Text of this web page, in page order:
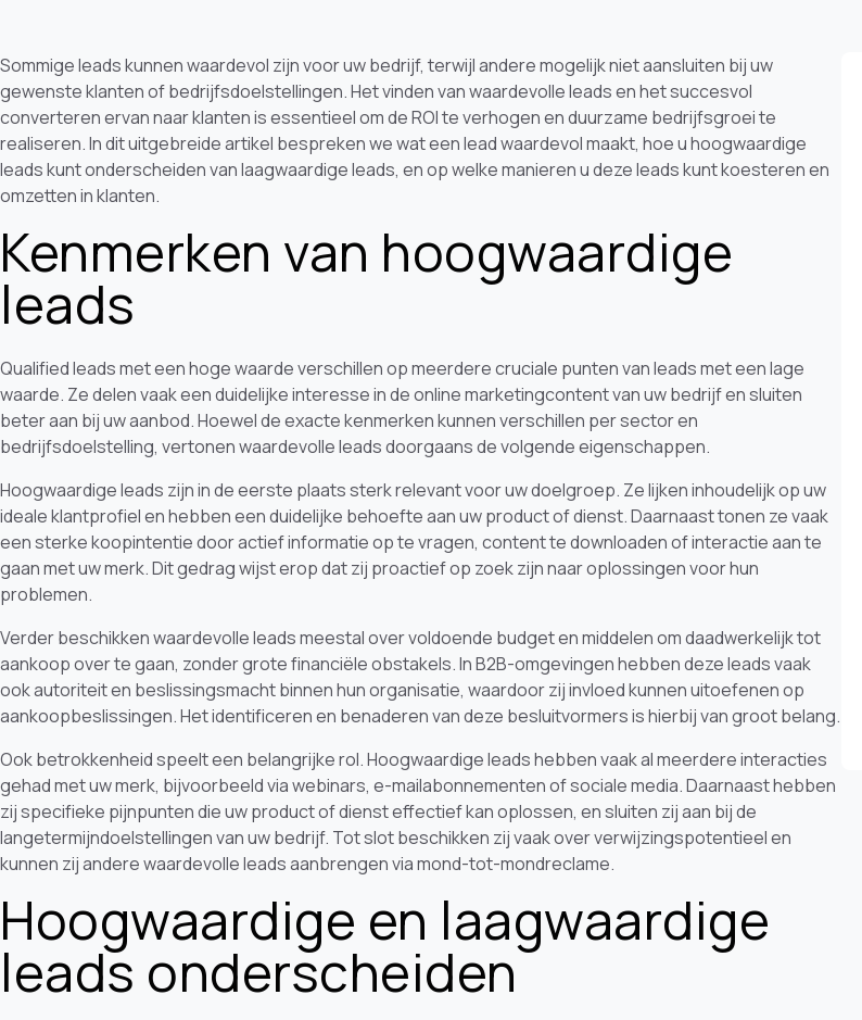
Sommige leads kunnen waardevol zijn voor uw bedrijf, terwijl andere mogelijk niet aansluiten bij uw
gewenste klanten of bedrijfsdoelstellingen. Het vinden van waardevolle leads en het succesvol
converteren ervan naar klanten is essentieel om de ROI te verhogen en duurzame bedrijfsgroei te
realiseren. In dit uitgebreide artikel bespreken we wat een lead waardevol maakt, hoe u hoogwaardige
leads kunt onderscheiden van laagwaardige leads, en op welke manieren u deze leads kunt koesteren en
omzetten in klanten.
Kenmerken van hoogwaardige
leads
Qualified leads met een hoge waarde verschillen op meerdere cruciale punten van leads met een lage
waarde. Ze delen vaak een duidelijke interesse in de online marketingcontent van uw bedrijf en sluiten
beter aan bij uw aanbod. Hoewel de exacte kenmerken kunnen verschillen per sector en
bedrijfsdoelstelling, vertonen waardevolle leads doorgaans de volgende eigenschappen.
Hoogwaardige leads zijn in de eerste plaats sterk relevant voor uw doelgroep. Ze lijken inhoudelijk op uw
ideale klantprofiel en hebben een duidelijke behoefte aan uw product of dienst. Daarnaast tonen ze vaak
een sterke koopintentie door actief informatie op te vragen, content te downloaden of interactie aan te
gaan met uw merk. Dit gedrag wijst erop dat zij proactief op zoek zijn naar oplossingen voor hun
problemen.
Verder beschikken waardevolle leads meestal over voldoende budget en middelen om daadwerkelijk tot
aankoop over te gaan, zonder grote financiële obstakels. In B2B-omgevingen hebben deze leads vaak
ook autoriteit en beslissingsmacht binnen hun organisatie, waardoor zij invloed kunnen uitoefenen op
aankoopbeslissingen. Het identificeren en benaderen van deze besluitvormers is hierbij van groot belang.
Ook betrokkenheid speelt een belangrijke rol. Hoogwaardige leads hebben vaak al meerdere interacties
gehad met uw merk, bijvoorbeeld via webinars, e-mailabonnementen of sociale media. Daarnaast hebben
zij specifieke pijnpunten die uw product of dienst effectief kan oplossen, en sluiten zij aan bij de
langetermijndoelstellingen van uw bedrijf. Tot slot beschikken zij vaak over verwijzingspotentieel en
kunnen zij andere waardevolle leads aanbrengen via mond-tot-mondreclame.
Hoogwaardige en laagwaardige
leads onderscheiden